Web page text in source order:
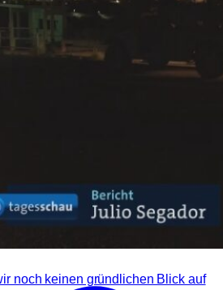
noch keinen gründlichen Blick auf